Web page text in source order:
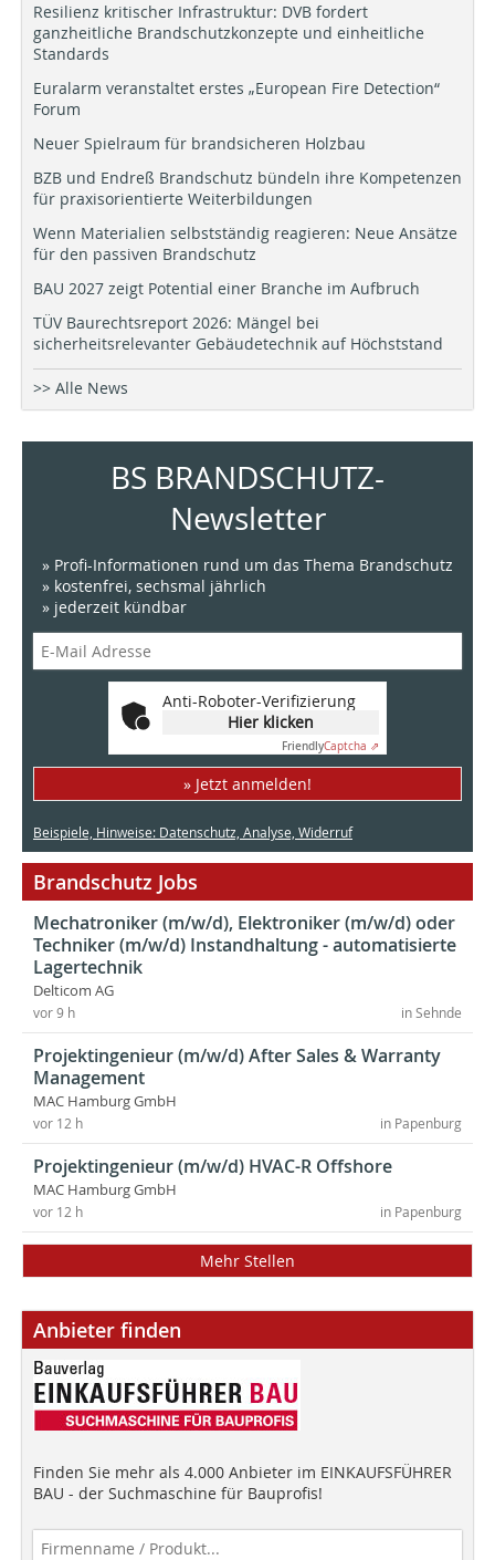
Resilienz kritischer Infrastruktur: DVB fordert
ganzheitliche Brandschutzkonzepte und einheitliche
Standards
Euralarm veranstaltet erstes „European Fire Detection“
Forum
Neuer Spielraum für brandsicheren Holzbau
BZB und Endreß Brandschutz bündeln ihre Kompetenzen
für praxisorientierte Weiterbildungen
Wenn Materialien selbstständig reagieren: Neue Ansätze
für den passiven Brandschutz
BAU 2027 zeigt Potential einer Branche im Aufbruch
TÜV Baurechtsreport 2026: Mängel bei
sicherheitsrelevanter Gebäudetechnik auf Höchststand
>> Alle News
BS BRANDSCHUTZ-
Newsletter
» Profi-Informationen rund um das Thema Brandschutz
» kostenfrei, sechsmal jährlich
» jederzeit kündbar
Anti-Roboter-Verifizierung
Hier klicken
FriendlyCaptcha ⇗
» Jetzt anmelden!
Beispiele, Hinweise: Datenschutz, Analyse, Widerruf
Brandschutz Jobs
Mechatroniker (m/w/d), Elektroniker (m/w/d) oder
Techniker (m/w/d) Instandhaltung - automatisierte
Lagertechnik
Delticom AG
in Sehnde
vor 9 h
Projektingenieur (m/w/d) After Sales & Warranty
Management
MAC Hamburg GmbH
in Papenburg
vor 12 h
Projektingenieur (m/w/d) HVAC-R Offshore
MAC Hamburg GmbH
in Papenburg
vor 12 h
Mehr Stellen
Anbieter finden
Finden Sie mehr als 4.000 Anbieter im EINKAUFSFÜHRER
BAU - der Suchmaschine für Bauprofis!